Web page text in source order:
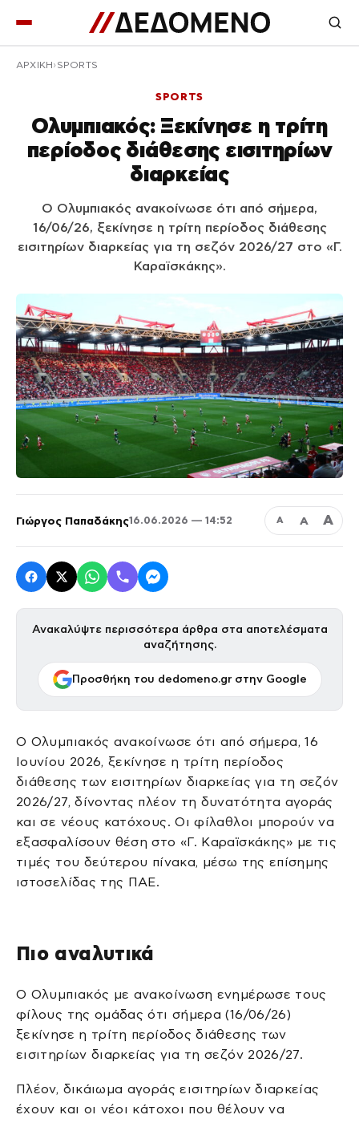
ΑΡΧΙΚΉ SPORTS
SPORTS
Ολυμπιακός: Ξεκίνησε η τρίτη
περίοδος διάθεσης εισιτηρίων
διαρκείας
Ο Ολυμπιακός ανακοίνωσε ότι από σήμερα,
16/06/26, ξεκίνησε η τρίτη περίοδος διάθεσης
εισιτηρίων διαρκείας για τη σεζόν 2026/27 στο «Γ.
Καραϊσκάκης».
Γιώργος Παπαδάκης16.06.2026 — 14:52 Α Α Α
Ανακαλύψτε περισσότερα άρθρα στα αποτελέσματα
αναζήτησης.
Προσθήκη του dedomeno.gr στην Google
Ο Ολυμπιακός ανακοίνωσε ότι από σήμερα, 16
Ιουνίου 2026, ξεκίνησε η τρίτη περίοδος
διάθεσης των εισιτηρίων διαρκείας για τη σεζόν
2026/27, δίνοντας πλέον τη δυνατότητα αγοράς
και σε νέους κατόχους. Οι φίλαθλοι μπορούν να
εξασφαλίσουν θέση στο «Γ. Καραϊσκάκης» με τις
τιμές του δεύτερου πίνακα, μέσω της επίσημης
ιστοσελίδας της ΠΑΕ.
Πιο αναλυτικά
Ο Ολυμπιακός με ανακοίνωση ενημέρωσε τους
φίλους της ομάδας ότι σήμερα (16/06/26)
ξεκίνησε η τρίτη περίοδος διάθεσης των
εισιτηρίων διαρκείας για τη σεζόν 2026/27.
Πλέον, δικάιωμα αγοράς εισιτηρίων διαρκείας
έχουν και οι νέοι κάτοχοι που θέλουν να